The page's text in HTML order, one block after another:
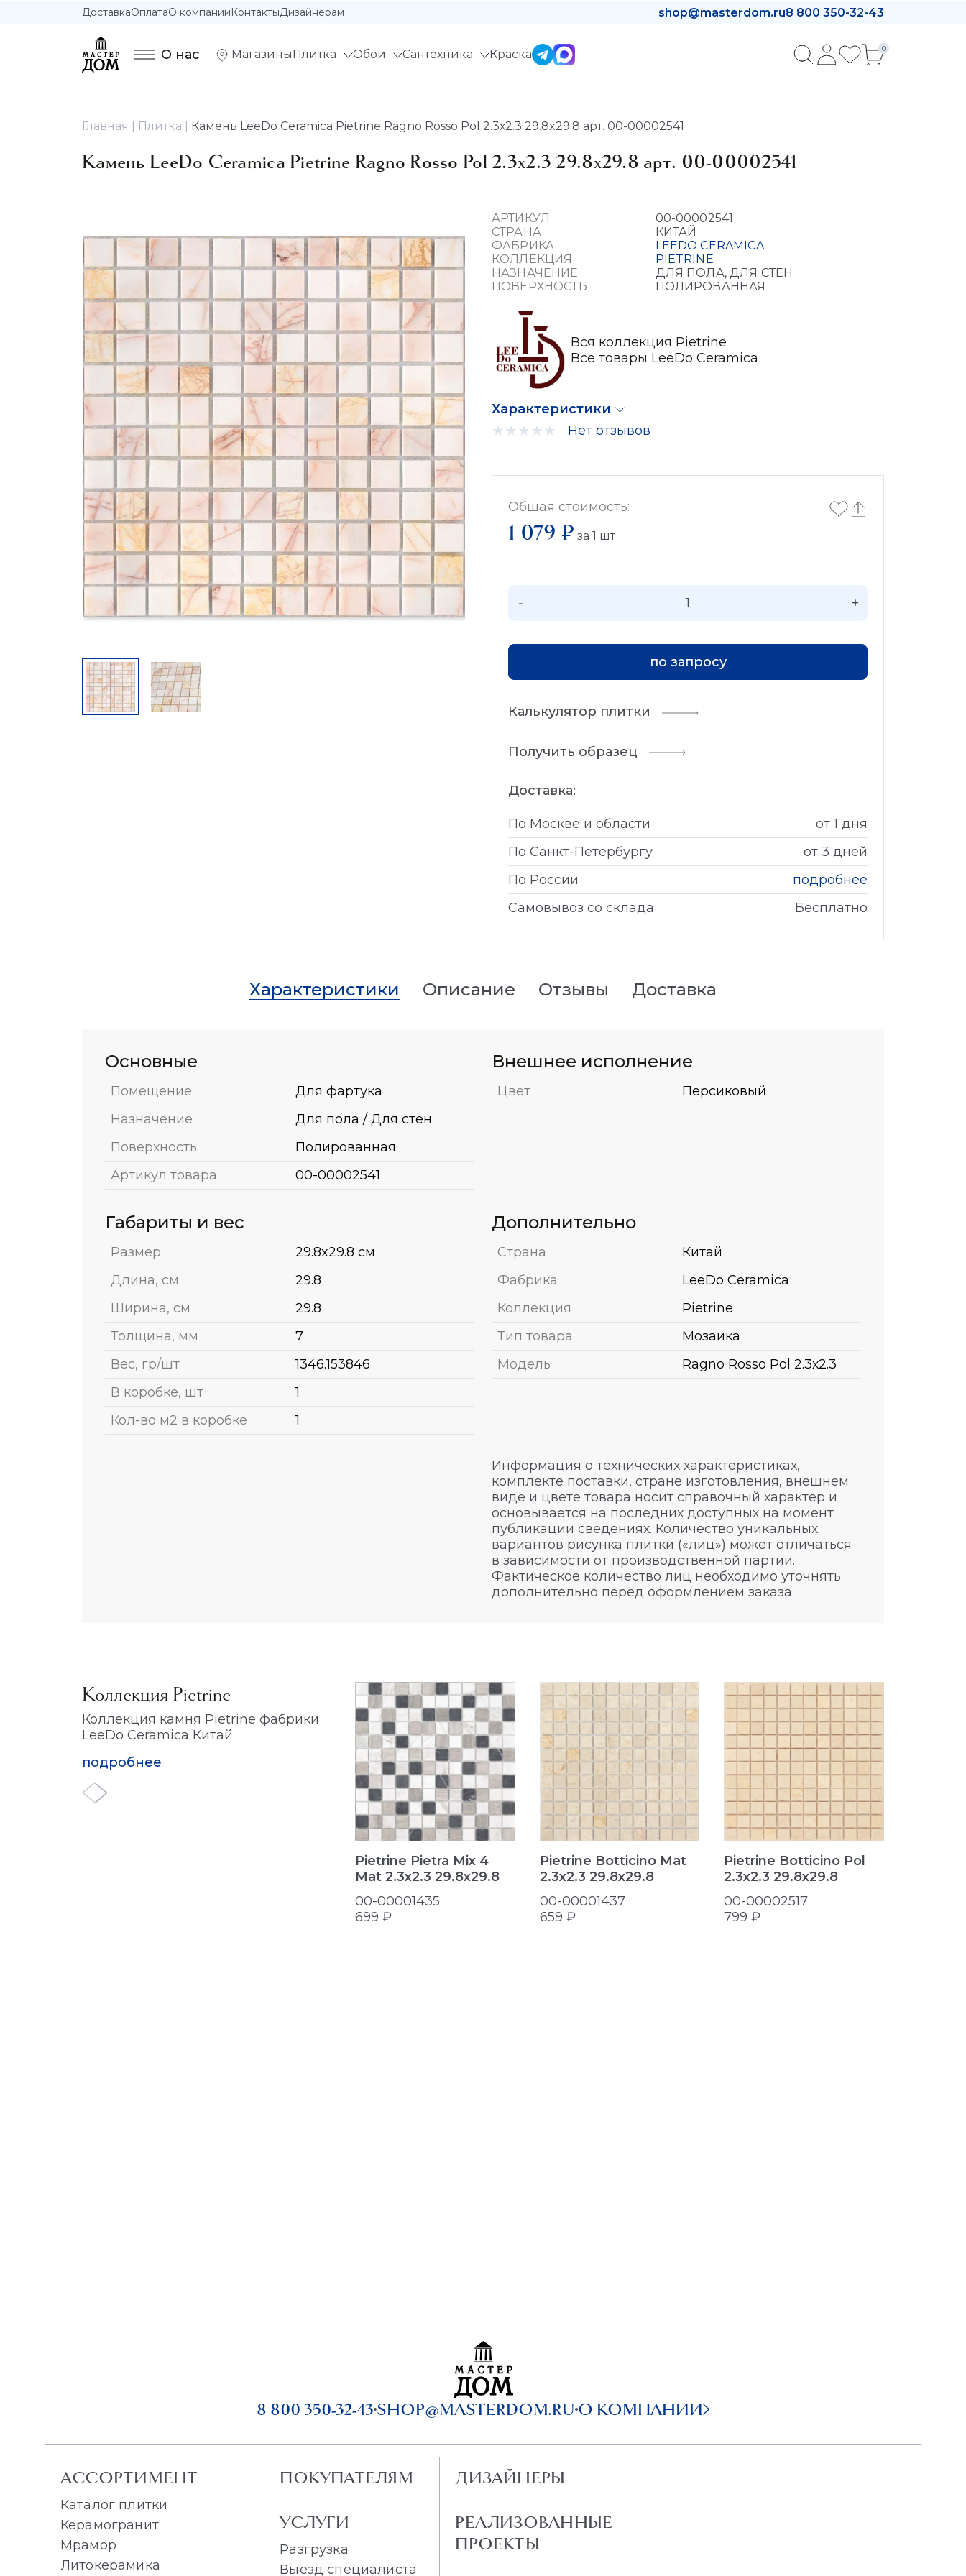
ДоставкаОплатаО компанииКонтактыДизайнерам shop@masterdom.ru8 800 350-32-43
О нас Магазины Плитка Обои Сантехника Краска 0
Главная Плитка Камень LeeDo Ceramica Pietrine Ragno Rosso Pol 2.3х2.3 29.8x29.8 арт. 00-00002541
Камень LeeDo Ceramica Pietrine Ragno Rosso Pol 2.3х2.3 29.8x29.8 арт. 00-00002541
АРТИКУЛ
00-00002541
СТРАНА
КИТАЙ
ФАБРИКА
LEEDO CERAMICA
КОЛЛЕКЦИЯ
PIETRINE
НАЗНАЧЕНИЕ
ДЛЯ ПОЛА, ДЛЯ СТЕН
ПОВЕРХНОСТЬ
ПОЛИРОВАННАЯ
Вся коллекция Pietrine
Все товары LeeDo Ceramica
Характеристики
Нет отзывов
Общая стоимость:
1 079 ₽ за 1 шт
- +
по запросу
Калькулятор плитки
Получить образец
Доставка:
По Москве и области
от 1 дня
По Санкт-Петербургу
от 3 дней
По России
подробнее
Самовывоз со склада
Бесплатно
Характеристики Описание Отзывы Доставка
Основные
Помещение
Для фартука
Назначение
Для пола / Для стен
Поверхность
Полированная
Артикул товара
00-00002541
Внешнее исполнение
Цвет Персиковый
Габариты и вес
Размер
29.8x29.8 см
Длина, см
29.8
Ширина, см
29.8
Толщина, мм
7
Вес, гр/шт
1346.153846
В коробке, шт
1
Кол-во м2 в коробке
1
Дополнительно
Страна
Китай
Фабрика
LeeDo Ceramica
Коллекция
Pietrine
Тип товара
Мозаика
Модель
Ragno Rosso Pol 2.3х2.3
Информация о технических характеристиках,
комплекте поставки, стране изготовления, внешнем
виде и цвете товара носит справочный характер и
основывается на последних доступных на момент
публикации сведениях. Количество уникальных
вариантов рисунка плитки («лиц») может отличаться
в зависимости от производственной партии.
Фактическое количество лиц необходимо уточнять
дополнительно перед оформлением заказа.
Коллекция Pietrine
Коллекция камня Pietrine фабрики
LeeDo Ceramica Китай
подробнее
Pietrine Pietra Mix 4
Mat 2.3х2.3 29.8x29.8
00-00001435
699 ₽
Pietrine Botticino Mat
2.3х2.3 29.8x29.8
00-00001437
659 ₽
Pietrine Botticino Pol
2.3х2.3 29.8x29.8
00-00002517
799 ₽
8 800 350-32-43SHOP@MASTERDOM.RUО КОМПАНИИ
АССОРТИМЕНТ
Каталог плитки
Керамогранит
Мрамор
Литокерамика
ПОКУПАТЕЛЯМ
УСЛУГИ
Разгрузка
Выезд специалиста
ДИЗАЙНЕРЫ
РЕАЛИЗОВАННЫЕ
ПРОЕКТЫ